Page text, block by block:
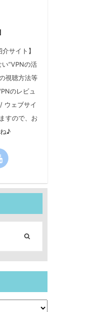
サイト】
”VPNの活
視聴方法等
のレビュ
ウェブサイ
すので、お
♪